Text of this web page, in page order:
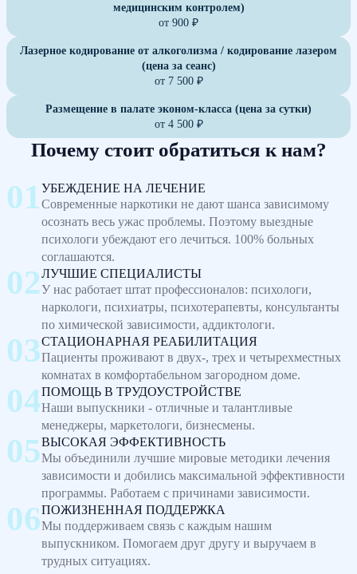
медицинским контролем)
от 900 ₽
Лазерное кодирование от алкоголизма / кодирование лазером
(цена за сеанс)
от 7 500 ₽
Размещение в палате эконом-класса (цена за сутки)
от 4 500 ₽
Почему стоит обратиться к нам?
УБЕЖДЕНИЕ НА ЛЕЧЕНИЕ
Современные наркотики не дают шанса зависимому
осознать весь ужас проблемы. Поэтому выездные
психологи убеждают его лечиться. 100% больных
соглашаются.
ЛУЧШИЕ СПЕЦИАЛИСТЫ
У нас работает штат профессионалов: психологи,
наркологи, психиатры, психотерапевты, консультанты
по химической зависимости, аддиктологи.
СТАЦИОНАРНАЯ РЕАБИЛИТАЦИЯ
Пациенты проживают в двух-, трех и четырехместных
комнатах в комфортабельном загородном доме.
ПОМОЩЬ В ТРУДОУСТРОЙСТВЕ
Наши выпускники - отличные и талантливые
менеджеры, маркетологи, бизнесмены.
ВЫСОКАЯ ЭФФЕКТИВНОСТЬ
Мы объединили лучшие мировые методики лечения
зависимости и добились максимальной эффективности
программы. Работаем с причинами зависимости.
ПОЖИЗНЕННАЯ ПОДДЕРЖКА
Мы поддерживаем связь с каждым нашим
выпускником. Помогаем друг другу и выручаем в
трудных ситуациях.